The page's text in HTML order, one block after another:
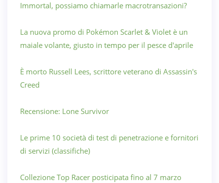
Immortal, possiamo chiamarle macrotransazioni?
La nuova promo di Pokémon Scarlet & Violet è un
maiale volante, giusto in tempo per il pesce d'aprile
È morto Russell Lees, scrittore veterano di Assassin's
Creed
Recensione: Lone Survivor
Le prime 10 società di test di penetrazione e fornitori
di servizi (classifiche)
Collezione Top Racer posticipata fino al 7 marzo